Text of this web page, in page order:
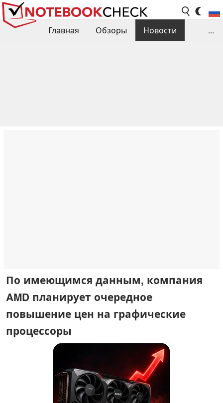
Главная Обзоры
Новости
...
По имеющимся данным, компания
AMD планирует очередное
повышение цен на графические
процессоры